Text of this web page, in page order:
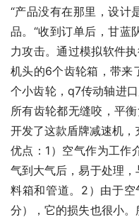
“产品没有在那里，设计
品。“收到订单后，甘蓝
力攻击。通过模拟软件
机头的6个齿轮箱，带来
个小齿轮，q7传动轴进
所有齿轮都无缝咬，平
开发了这款盾牌减速机，
优点：1）空气作为工作
气到大气后，易于处理
料箱和管道。2）由于
分），它的损失也很小